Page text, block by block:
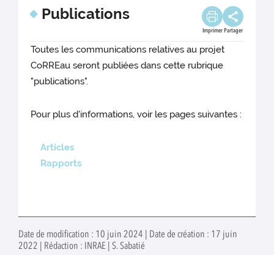
Publications
Imprimer Partager
Toutes les communications relatives au projet
CoRREau seront publiées dans cette rubrique
"publications".
Pour plus d'informations, voir les pages suivantes :
Articles
Rapports
Date de modification : 10 juin 2024 | Date de création : 17 juin
2022 | Rédaction : INRAE | S. Sabatié